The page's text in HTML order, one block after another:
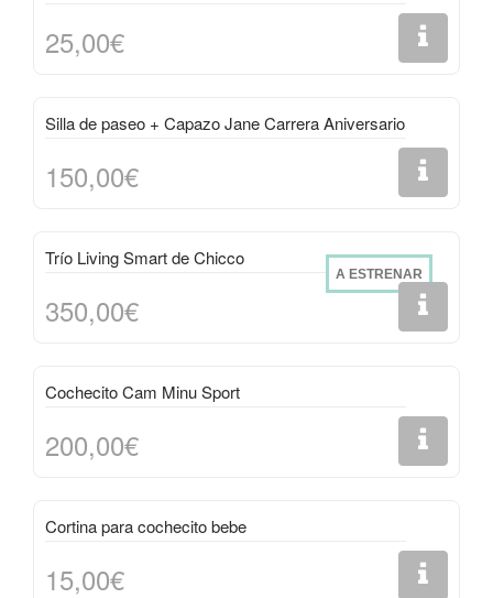
25,00€
Silla de paseo + Capazo Jane Carrera Aniversario
150,00€
Trío Living Smart de Chicco
A ESTRENAR
350,00€
Cochecito Cam Minu Sport
200,00€
Cortina para cochecito bebe
15,00€